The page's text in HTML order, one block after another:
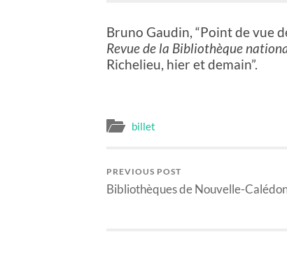
Bruno Gaudin, “Point de vue
Revue de la Bibliothèque
Richelieu, hier et demain”.
billet
PREVIOUS POST
Bibliothèques de Nouvelle-